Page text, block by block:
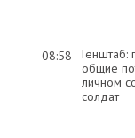
08:58
Генштаб:
общие
личном
солдат